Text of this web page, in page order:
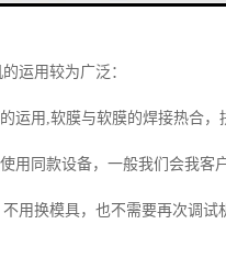
运用较为广泛：
运用,软膜与软膜的焊接热合，
用同款设备，一般我们会我客
用换模具，也不需要再次调试